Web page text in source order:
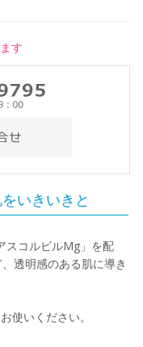
す
いきいきと
スコルビルMg」を配
透明感のある肌に導き
使いください。